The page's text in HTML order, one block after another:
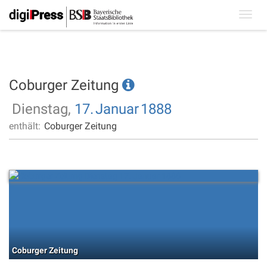
Coburger Zeitung
Dienstag, 17.Januar1888
enthält: Coburger Zeitung
Coburger Zeitung